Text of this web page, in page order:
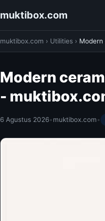
muktibox.com
muktibox.com › Utilities ›
Modern
-
6 Agustus 2026•muktibox.com•